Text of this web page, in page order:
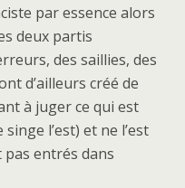
par essence alors
deux partis
des saillies, des
d’ailleurs créé de
à juger ce qui est
l’est) et ne l’est
entrés dans